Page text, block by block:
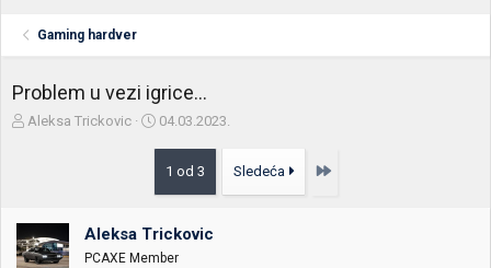
Gaming hardver
Problem u vezi igrice...
Z
i
k
Aleksa Trickovic
D
m
o
k
04.03.2023.
1 od 3 Sledeća Poslednja
Aleksa Trickovic
PCAXE Member